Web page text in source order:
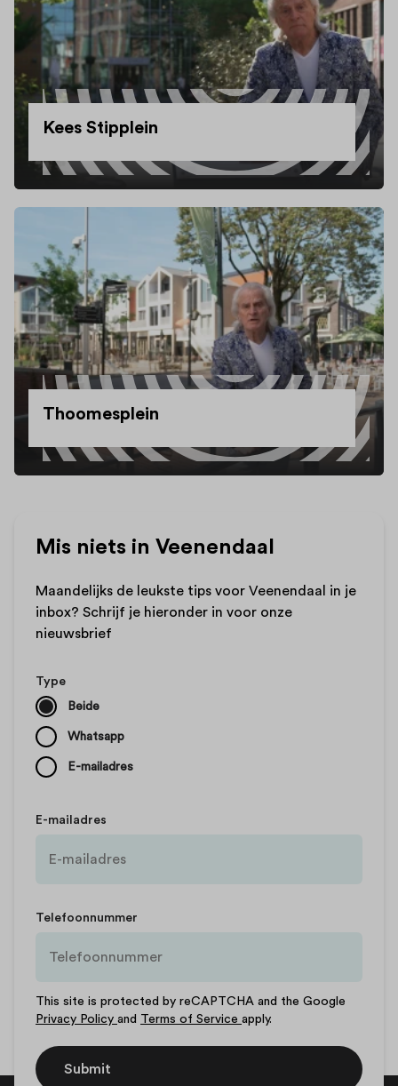
Kees Stipplein
Thoomesplein
Mis niets in Veenendaal
Maandelijks de leukste tips voor Veenendaal in je
inbox? Schrijf je hieronder in voor onze
nieuwsbrief
Type
Beide
Whatsapp
E-mailadres
E-mailadres
Telefoonnummer
This site is protected by reCAPTCHA and the Google
Privacy Policy and Terms of Service apply.
Submit